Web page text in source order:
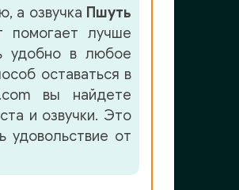
а озвучка Пшуть
лучше
удобно в любое
оставаться в
вы найдете
и озвучки. Это
удовольствие от